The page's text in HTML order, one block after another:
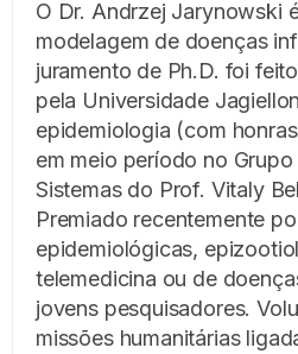
O Dr. Andrzej Jarynowski
modelagem de doenças
juramento de Ph.D. foi
pela Universidade
epidemiologia (com
em meio período no
Sistemas do Prof. Vitaly
Premiado recentemente
epidemiológicas,
telemedicina ou de
jovens pesquisadores.
missões humanitárias